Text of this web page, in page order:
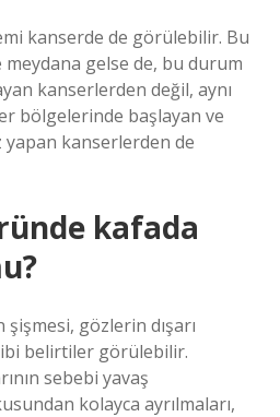
kanserde de görülebilir. Bu
gelse de, bu durum
kanserlerden değil, aynı
bölgelerinde başlayan ve
kanserlerden de
kafada
şişmesi, gözlerin dışarı
belirtiler görülebilir.
sebebi yavaş
kolayca ayrılmaları,